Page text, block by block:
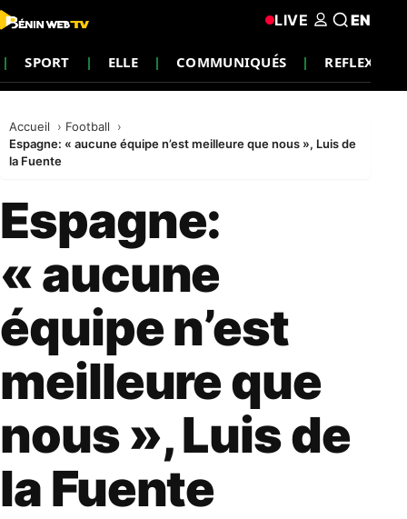
SPORT ELLE COMMUNIQUÉS REFLEXION
LIVE EN
Accueil
Football
Espagne: « aucune équipe n’est meilleure que nous », Luis de
la Fuente
Espagne:
« aucune
équipe n’est
meilleure que
nous », Luis de
la Fuente